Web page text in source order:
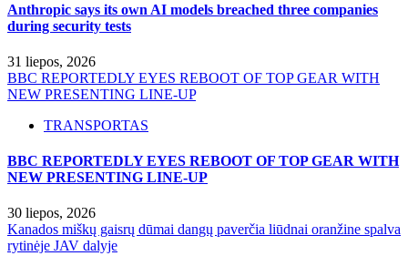
Anthropic says its own AI models breached three companies
during security tests
31 liepos, 2026
BBC REPORTEDLY EYES REBOOT OF TOP GEAR WITH
NEW PRESENTING LINE-UP
TRANSPORTAS
BBC REPORTEDLY EYES REBOOT OF TOP GEAR WITH
NEW PRESENTING LINE-UP
30 liepos, 2026
Kanados miškų gaisrų dūmai dangų paverčia liūdnai oranžine spalva
rytinėje JAV dalyje